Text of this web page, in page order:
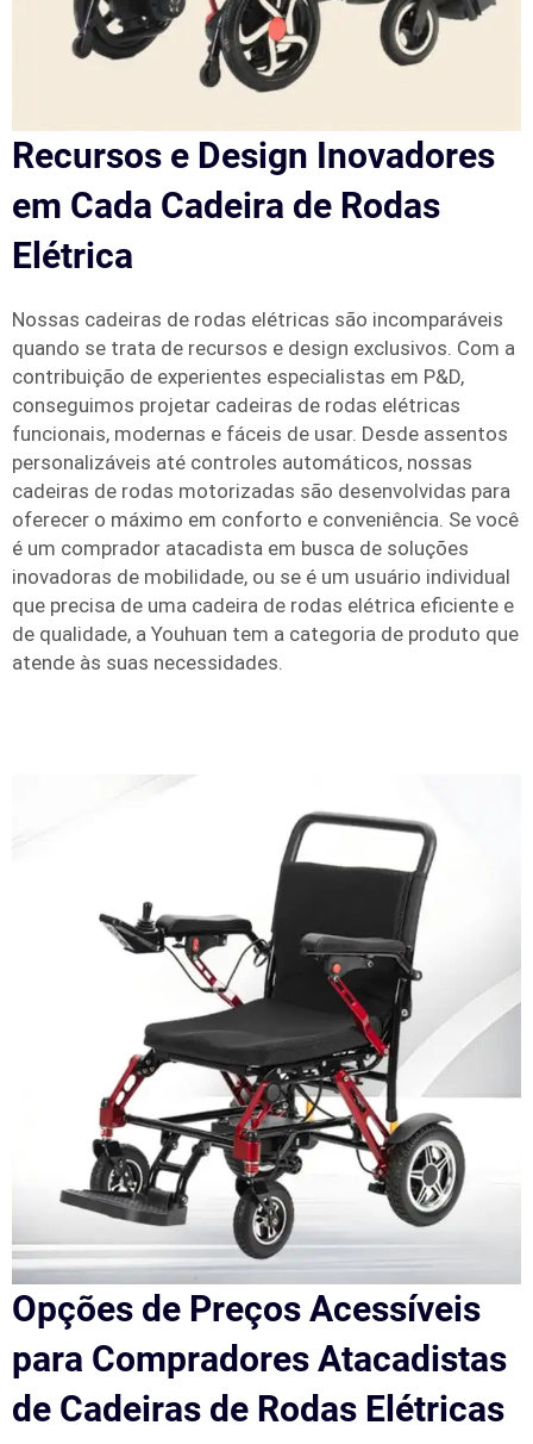
Recursos e Design Inovadores
em Cada Cadeira de Rodas
Elétrica
Nossas cadeiras de rodas elétricas são incomparáveis
quando se trata de recursos e design exclusivos. Com a
contribuição de experientes especialistas em P&D,
conseguimos projetar cadeiras de rodas elétricas
funcionais, modernas e fáceis de usar. Desde assentos
personalizáveis até controles automáticos, nossas
cadeiras de rodas motorizadas são desenvolvidas para
oferecer o máximo em conforto e conveniência. Se você
é um comprador atacadista em busca de soluções
inovadoras de mobilidade, ou se é um usuário individual
que precisa de uma cadeira de rodas elétrica eficiente e
de qualidade, a Youhuan tem a categoria de produto que
atende às suas necessidades.
Opções de Preços Acessíveis
para Compradores Atacadistas
de Cadeiras de Rodas Elétricas